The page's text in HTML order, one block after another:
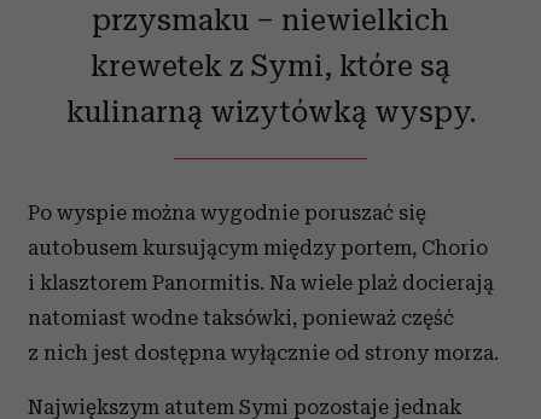
przysmaku – niewielkich
krewetek z Symi, które są
kulinarną wizytówką wyspy.
Po wyspie można wygodnie poruszać się
autobusem kursującym między portem, Chorio
i klasztorem Panormitis. Na wiele plaż docierają
natomiast wodne taksówki, ponieważ część
z nich jest dostępna wyłącznie od strony morza.
Największym atutem Symi pozostaje jednak